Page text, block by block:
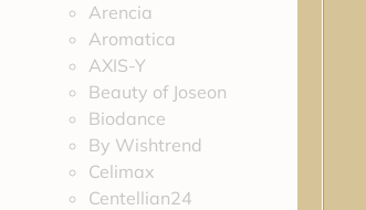
Arencia
Aromatica
AXIS-Y
Beauty of Joseon
Biodance
By Wishtrend
Celimax
Centellian24